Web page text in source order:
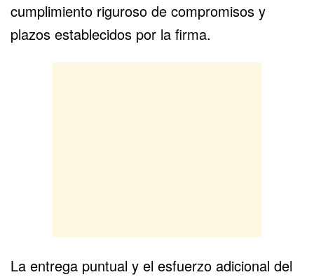
cumplimiento riguroso de compromisos y
plazos establecidos por la firma.
La entrega puntual y el esfuerzo adicional del